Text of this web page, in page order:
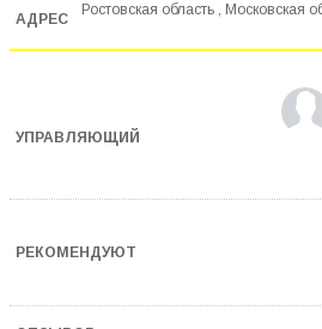
Ростовская область , Московская